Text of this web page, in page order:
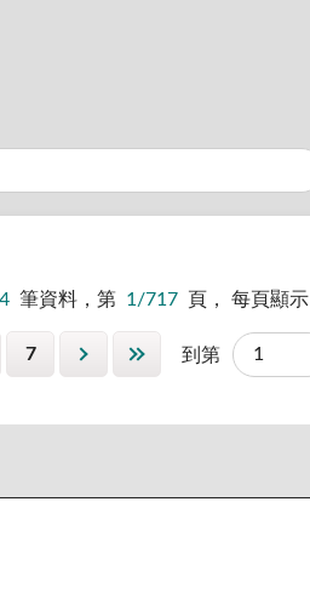
筆資料，第 1/717 頁， 每頁顯示
7 到第